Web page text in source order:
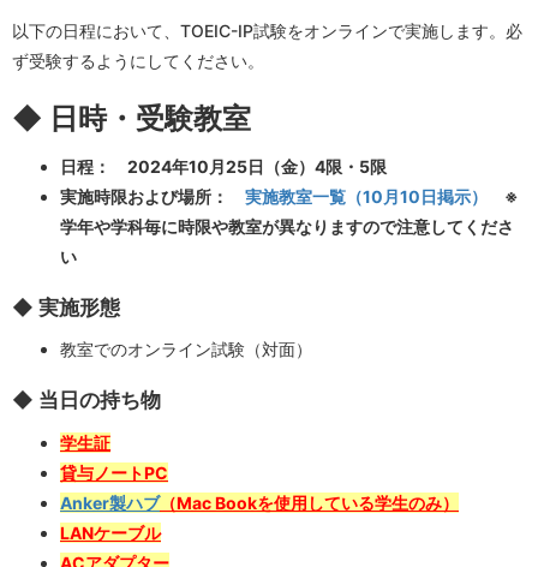
以下の日程において、TOEIC-IP試験をオンラインで実施します。必
ず受験するようにしてください。
◆ 日時・受験教室
日程： 2024年10月25日（金）4限・5限
実施時限および場所： 実施教室一覧（10月10日掲示）
※
学年や学科毎に時限や教室が異なりますので注意してくださ
い
◆ 実施形態
教室でのオンライン試験（対面）
◆ 当日の持ち物
学生証
貸与ノートPC
Anker製ハブ（Mac Bookを使用している学生のみ）
LANケーブル
ACアダプター